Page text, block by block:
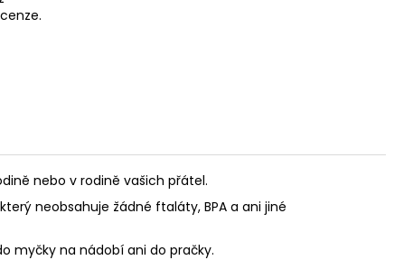
nebo v rodině vašich přátel.
neobsahuje žádné ftaláty, BPA a ani jiné
myčky na nádobí ani do pračky.